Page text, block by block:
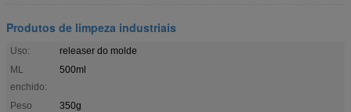
Produtos de limpeza industriais
Uso:
releaser do molde
ML
enchido:
500ml
Peso
350g